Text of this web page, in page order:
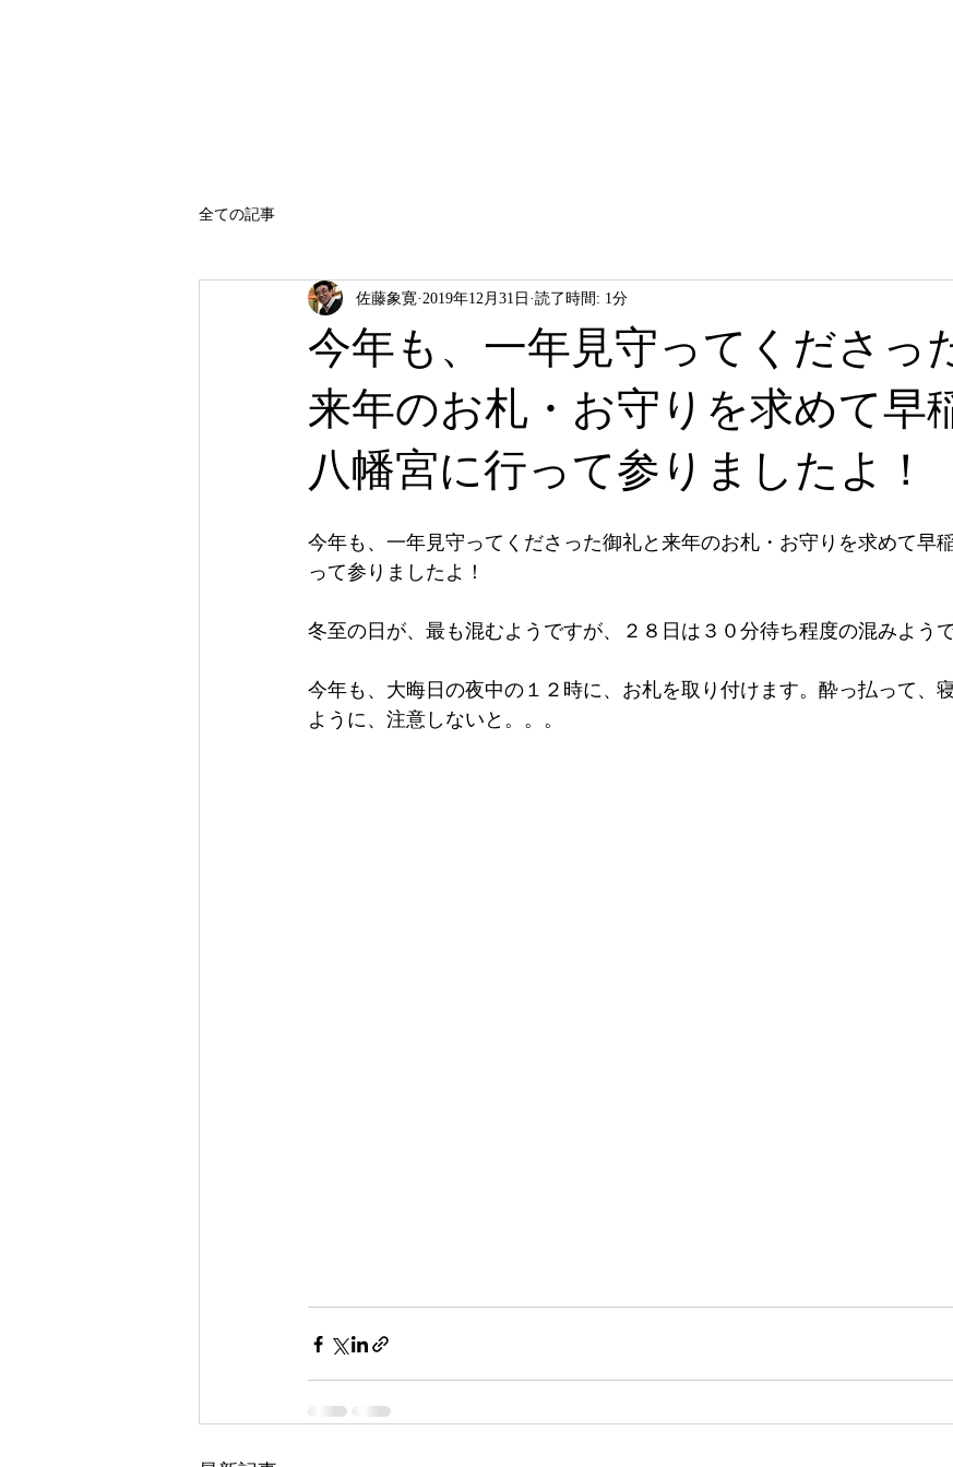
全ての記事
今年も、一年見守ってくださっ
来年のお札・お守りを求めて早
八幡宮に行って参りましたよ！
佐藤象寛 2019年12月31日 読了時間: 1分
今年も、一年見守ってくださった御礼と来年のお札・お守りを求めて早
って参りましたよ！
冬至の日が、最も混むようですが、２８日は３０分待ち程度の混みようで
今年も、大晦日の夜中の１２時に、お札を取り付けます。酔っ払って、
ように、注意しないと。。。